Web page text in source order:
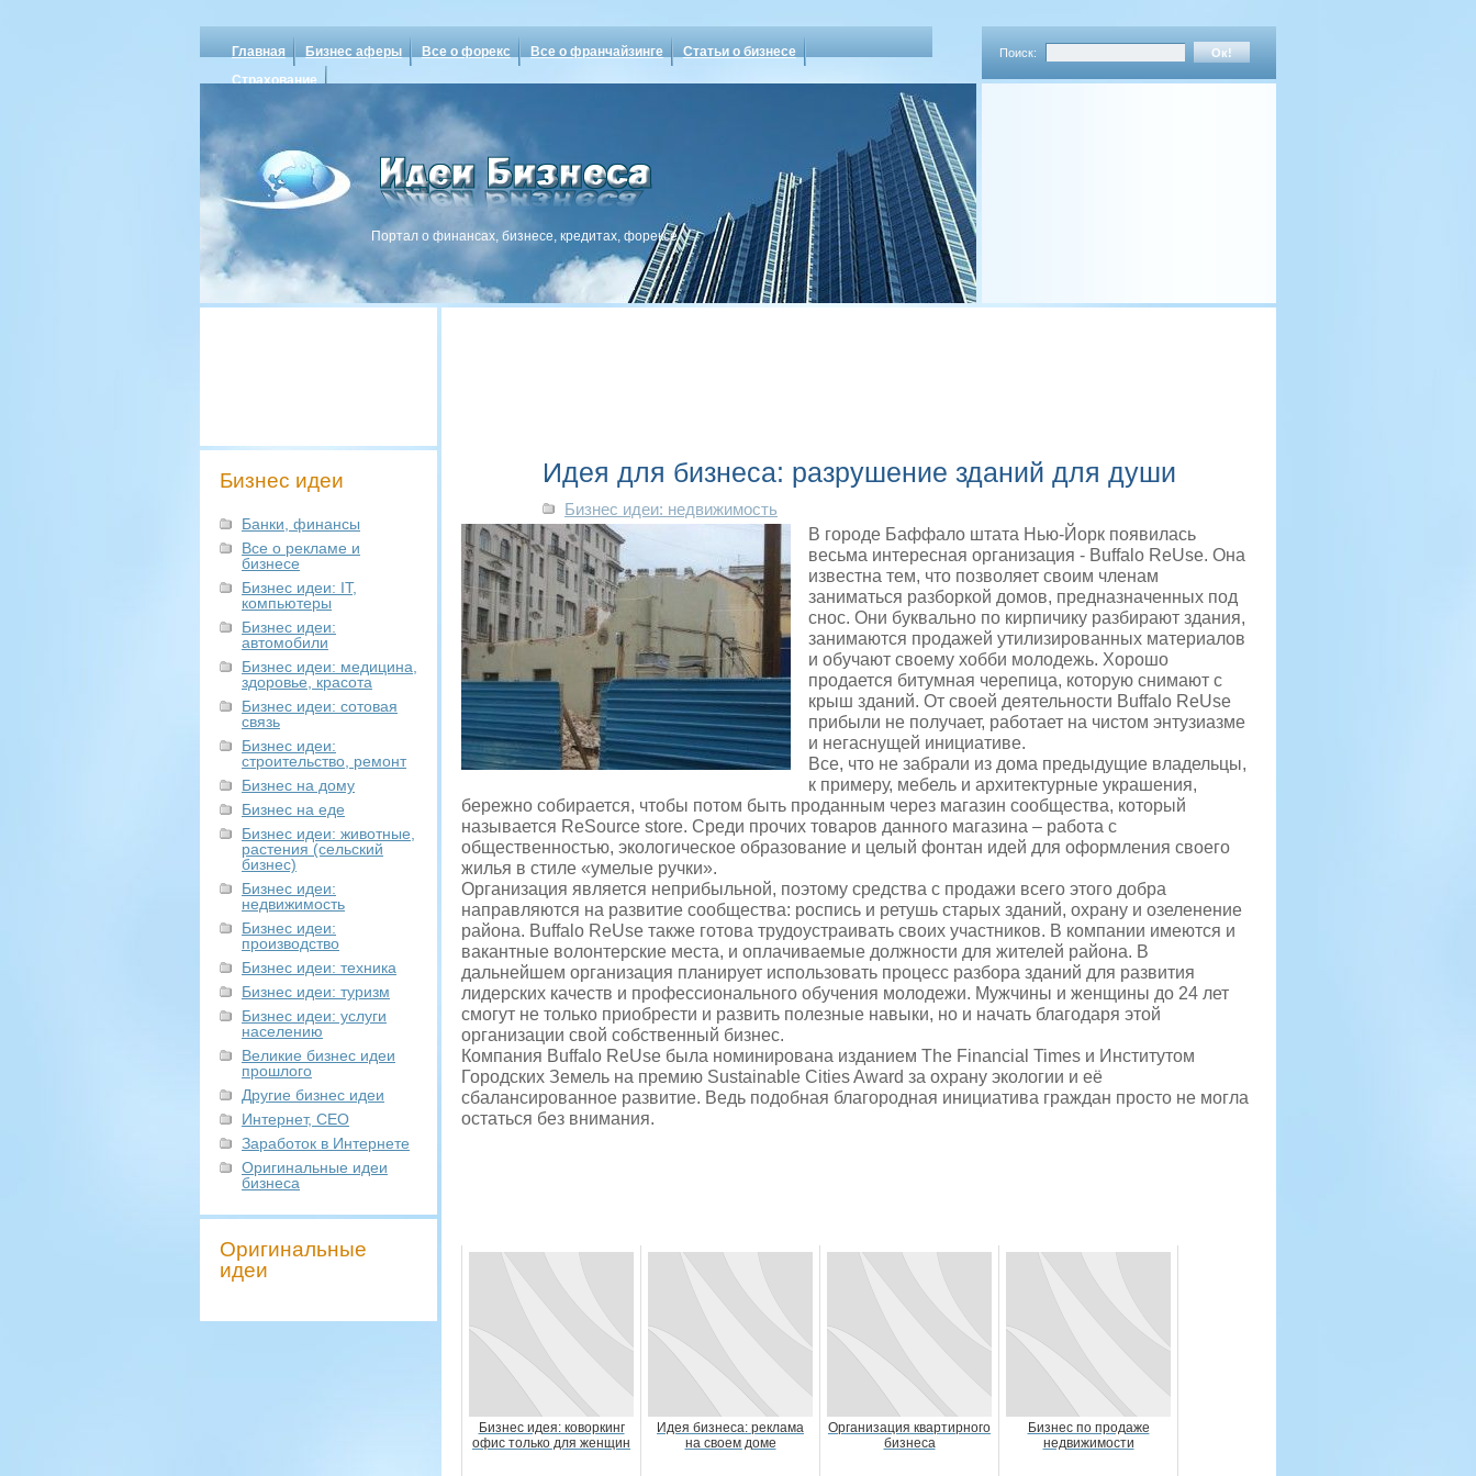
Главная Бизнес аферы Все о форекс Все о франчайзинге
Статьи о бизнесе
Страхование
Поиск:
Портал о финансах, бизнесе, кредитах, форексе
Бизнес идеи
Банки, финансы
Все о рекламе и
бизнесе
Бизнес идеи: IT,
компьютеры
Бизнес идеи:
автомобили
Бизнес идеи: медицина,
здоровье, красота
Бизнес идеи: сотовая
связь
Бизнес идеи:
строительство, ремонт
Бизнес на дому
Бизнес на еде
Бизнес идеи: животные,
растения (сельский
бизнес)
Бизнес идеи:
недвижимость
Бизнес идеи:
производство
Бизнес идеи: техника
Бизнес идеи: туризм
Бизнес идеи: услуги
населению
Великие бизнес идеи
прошлого
Другие бизнес идеи
Интернет, СЕО
Заработок в Интернете
Оригинальные идеи
бизнеса
Оригинальные
идеи
Идея для бизнеса: разрушение зданий для души
Бизнес идеи: недвижимость
В городе Баффало штата Нью-Йорк появилась
весьма интересная организация - Buffalo ReUse. Она
известна тем, что позволяет своим членам
заниматься разборкой домов, предназначенных под
снос. Они буквально по кирпичику разбирают здания,
занимаются продажей утилизированных материалов
и обучают своему хобби молодежь. Хорошо
продается битумная черепица, которую снимают с
крыш зданий. От своей деятельности Buffalo ReUse
прибыли не получает, работает на чистом энтузиазме
и негаснущей инициативе.
Все, что не забрали из дома предыдущие владельцы,
к примеру, мебель и архитектурные украшения,
бережно собирается, чтобы потом быть проданным через магазин сообщества, который
называется ReSource store. Среди прочих товаров данного магазина – работа с
общественностью, экологическое образование и целый фонтан идей для оформления своего
жилья в стиле «умелые ручки».
Организация является неприбыльной, поэтому средства с продажи всего этого добра
направляются на развитие сообщества: роспись и ретушь старых зданий, охрану и озеленение
района. Buffalo ReUse также готова трудоустраивать своих участников. В компании имеются и
вакантные волонтерские места, и оплачиваемые должности для жителей района. В
дальнейшем организация планирует использовать процесс разбора зданий для развития
лидерских качеств и профессионального обучения молодежи. Мужчины и женщины до 24 лет
смогут не только приобрести и развить полезные навыки, но и начать благодаря этой
организации свой собственный бизнес.
Компания Buffalo ReUse была номинирована изданием The Financial Times и Институтом
Городских Земель на премию Sustainable Cities Award за охрану экологии и её
сбалансированное развитие. Ведь подобная благородная инициатива граждан просто не могла
остаться без внимания.
Бизнес идея: коворкинг
офис только для женщин
Идея бизнеса: реклама
на своем доме
Организация квартирного
бизнеса
Бизнес по продаже
недвижимости